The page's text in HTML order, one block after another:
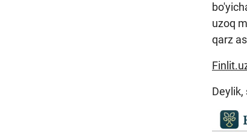
uzoq
qarz